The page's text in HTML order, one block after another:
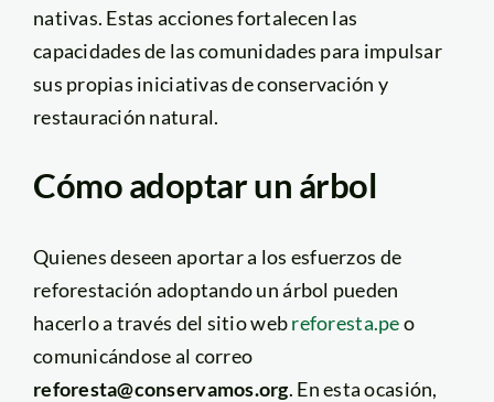
nativas. Estas acciones fortalecen las
capacidades de las comunidades para impulsar
sus propias iniciativas de conservación y
restauración natural.
Cómo adoptar un árbol
Quienes deseen aportar a los esfuerzos de
reforestación adoptando un árbol pueden
hacerlo a través del sitio webreforesta.peo
comunicándose al correo
reforesta@conservamos.org. En esta ocasión,